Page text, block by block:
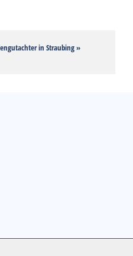
in Straubing »